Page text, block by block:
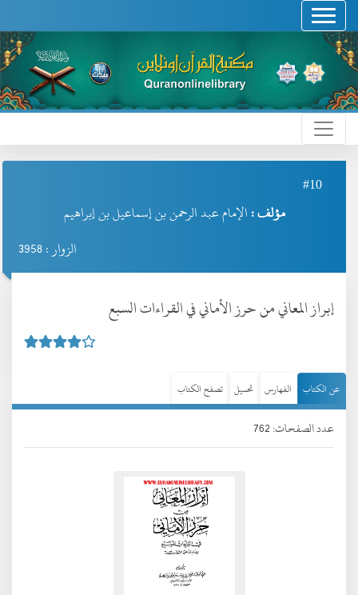
#10
مؤلف : الإمام عبد الرحمن بن إسماعيل بن إبراهيم
الزوار : 3958
إبراز المعاني من حرز الأماني في القراءات السبع
عن الكتاب الفهارس تحميل تصفح الكتاب
عدد الصفحات: 762